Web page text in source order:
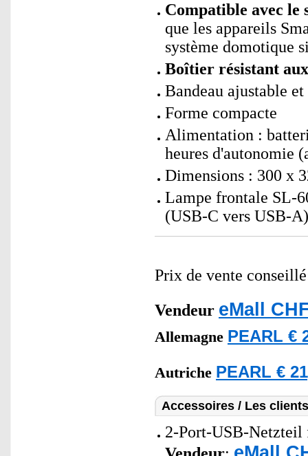
Compatible avec le
que les appareils
système domotique
Boîtier résistant
Bandeau ajustable
Forme compacte
Alimentation :
heures d'autonomie
Dimensions : 300 x
Lampe frontale SL-
(USB-C vers USB-
Prix de vente
Vendeur eMall
Allemagne PEARL €
Autriche PEARL €
Accessoires / Les
2-Port-USB-Netzteil